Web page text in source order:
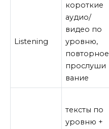
Listening
короткие
аудио/
видео по
уровню,
повторное
прослуши
вание
тексты по
уровню +